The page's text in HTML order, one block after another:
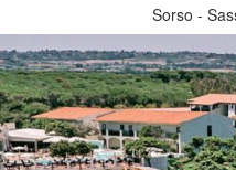
Sorso -